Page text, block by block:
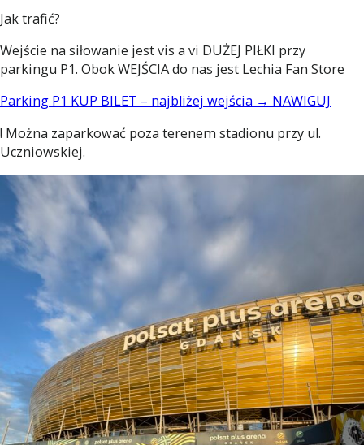
Jak trafić?
Wejście na siłowanie jest vis a vi DUŻEJ PIŁKI przy
parkingu P1. Obok WEJŚCIA do nas jest Lechia Fan Store
Parking P1 KUP BILET – najbliżej wejścia → NAWIGUJ
! Można zaparkować poza terenem stadionu przy ul.
Uczniowskiej.